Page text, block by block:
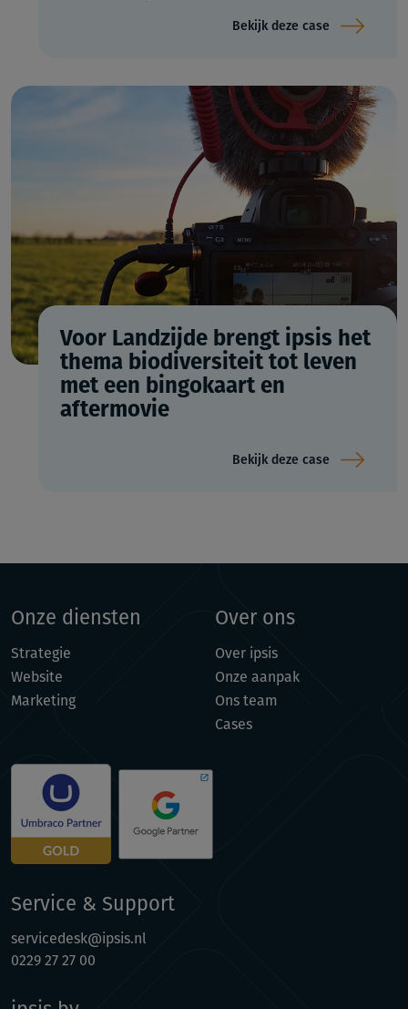
Bekijk deze case
Voor Landzijde brengt ipsis het
thema biodiversiteit tot leven
met een bingokaart en
aftermovie
Bekijk deze case
Onze diensten
Strategie
Website
Marketing
Over ons
Over ipsis
Onze aanpak
Ons team
Cases
Service & Support
servicedesk@ipsis.nl
0229 27 27 00